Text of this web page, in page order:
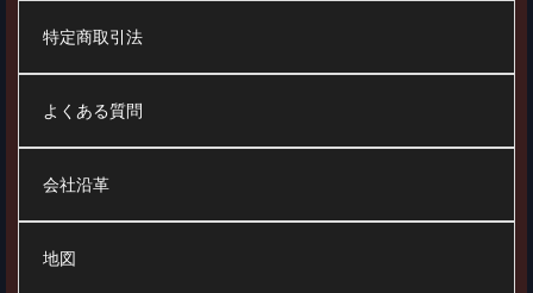
特定商取引法
よくある質問
会社沿革
地図